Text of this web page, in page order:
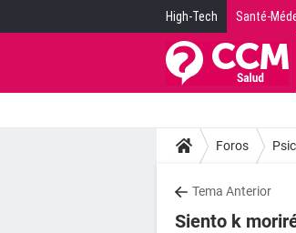
High-Tech Santé-
Foros
Tema Anterior
Siento k